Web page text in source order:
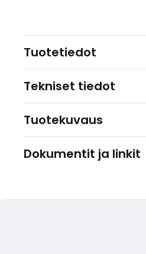
Tuotetiedot
Tekniset tiedot
Tuotekuvaus
Dokumentit ja linkit